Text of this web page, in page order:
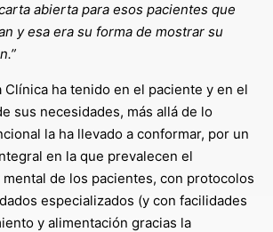
abierta para esos pacientes que
y esa era su forma de mostrar su
Clínica ha tenido en el paciente y en el
sus necesidades, más allá de lo
la ha llevado a conformar, por un
en la que prevalecen el
de los pacientes, con protocolos
especializados (y con facilidades
y alimentación gracias la